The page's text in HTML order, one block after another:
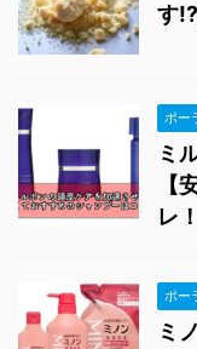
す
ポー
ミ
【
レ
ポー
ミ